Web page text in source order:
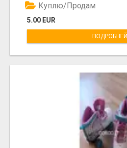
5.00 EUR
Куплю/Продам
ПОДРОБНЕЙ